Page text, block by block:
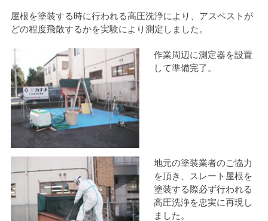
屋根を塗装する時に行われる高圧洗浄により、アスベストが
どの程度飛散するかを実験により測定しました。
作業周辺に測定器を設置
して準備完了。
地元の塗装業者のご協力
を頂き、スレート屋根を
塗装する際必ず行われる
高圧洗浄を忠実に再現し
ました。